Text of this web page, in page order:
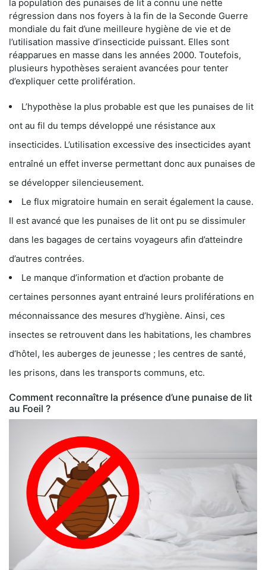
la population des punaises de lit a connu une nette
régression dans nos foyers à la fin de la Seconde Guerre
mondiale du fait d’une meilleure hygiène de vie et de
l’utilisation massive d’insecticide puissant. Elles sont
réapparues en masse dans les années 2000. Toutefois,
plusieurs hypothèses seraient avancées pour tenter
d’expliquer cette prolifération.
L’hypothèse la plus probable est que les punaises de lit
ont au fil du temps développé une résistance aux
insecticides. L’utilisation excessive des insecticides ayant
entraîné un effet inverse permettant donc aux punaises de
se développer silencieusement.
Le flux migratoire humain en serait également la cause.
Il est avancé que les punaises de lit ont pu se dissimuler
dans les bagages de certains voyageurs afin d’atteindre
d’autres contrées.
Le manque d’information et d’action probante de
certaines personnes ayant entrainé leurs proliférations en
méconnaissance des mesures d’hygiène. Ainsi, ces
insectes se retrouvent dans les habitations, les chambres
d’hôtel, les auberges de jeunesse ; les centres de santé,
les prisons, dans les transports communs, etc.
Comment reconnaître la présence d’une punaise de lit
au Foeil ?